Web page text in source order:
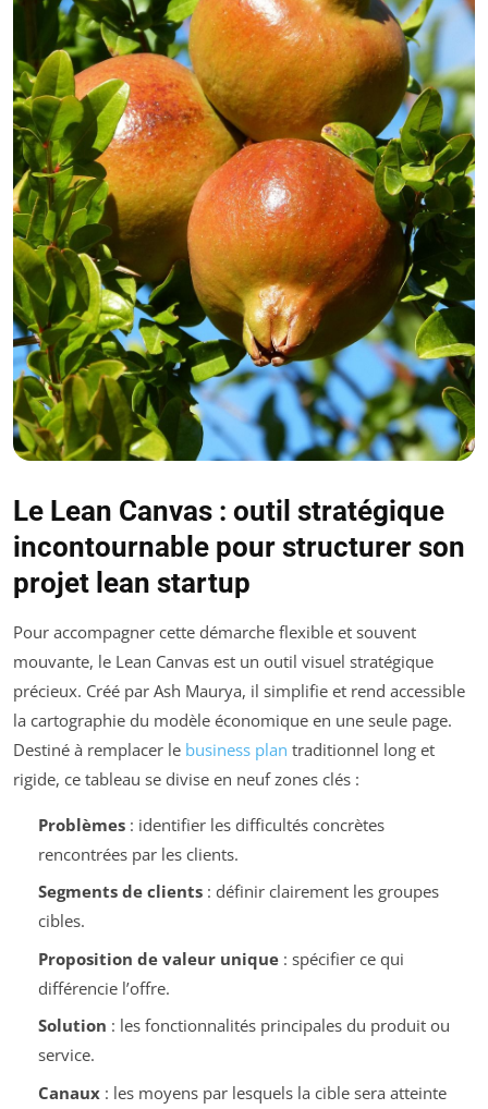
Le Lean Canvas : outil stratégique
incontournable pour structurer son
projet lean startup
Pour accompagner cette démarche flexible et souvent
mouvante, le Lean Canvas est un outil visuel stratégique
précieux. Créé par Ash Maurya, il simplifie et rend accessible
la cartographie du modèle économique en une seule page.
Destiné à remplacer le business plan traditionnel long et
rigide, ce tableau se divise en neuf zones clés :
Problèmes: identifier les difficultés concrètes
rencontrées par les clients.
Segments de clients: définir clairement les groupes
cibles.
Proposition de valeur unique: spécifier ce qui
différencie l’offre.
Solution : les fonctionnalités principales du produit ou
service.
Canaux: les moyens par lesquels la cible sera atteinte